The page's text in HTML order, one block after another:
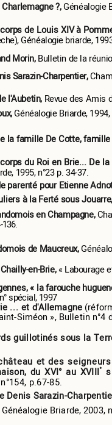
?,Généalogie
de Louis XIV à
Généalogie briarde,
Morin,Bulletin de la
Sarazin-Charpentier,
l'Aubetin, Revue des Amis
Généalogie Briarde, 1994,
la famille De Cotte,
du Roi en Brie... De
1995, n°23 p. 34-37.
parenté pour Etienne
à la Ferté sous Jouarre,
en Champagne,
de Maucreux,
en-Brie,« Labourage
« la farouche
spécial, 1997
... et d'Allemagne
Siméon », Bulletin
guillotinés sous la
et des
du XVI° au XVIII°
p.67-85.
Denis Sarazin-
Généalogie Briarde, 2003,